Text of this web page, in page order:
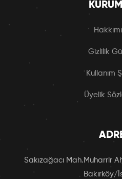
Gizlilik
Kullanım
Üyelik
Sakızağacı Mah.Muharrir
Bakırköy/